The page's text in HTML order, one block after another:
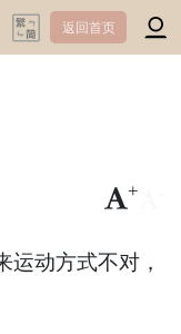
返回首页
+
动方式不对，